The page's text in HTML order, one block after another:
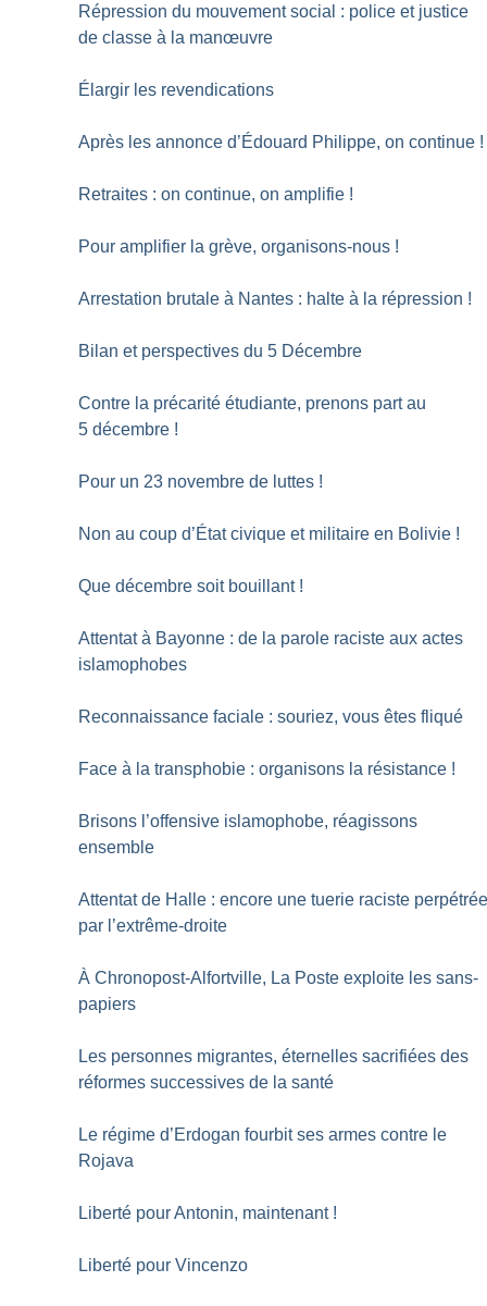
Répression du mouvement social : police et justice
de classe à la manœuvre
Élargir les revendications
Après les annonce d’Édouard Philippe, on continue !
Retraites : on continue, on amplifie !
Pour amplifier la grève, organisons-nous !
Arrestation brutale à Nantes : halte à la répression !
Bilan et perspectives du 5 Décembre
Contre la précarité étudiante, prenons part au
5 décembre !
Pour un 23 novembre de luttes !
Non au coup d’État civique et militaire en Bolivie !
Que décembre soit bouillant !
Attentat à Bayonne : de la parole raciste aux actes
islamophobes
Reconnaissance faciale : souriez, vous êtes fliqué
Face à la transphobie : organisons la résistance !
Brisons l’offensive islamophobe, réagissons
ensemble
Attentat de Halle : encore une tuerie raciste
par l’extrême-droite
À Chronopost-Alfortville, La Poste exploite les sans-
papiers
Les personnes migrantes, éternelles sacrifiées des
réformes successives de la santé
Le régime d’Erdogan fourbit ses armes contre le
Rojava
Liberté pour Antonin, maintenant !
Liberté pour Vincenzo